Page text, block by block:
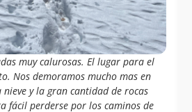
muy calurosas. El lugar para el
Nos demoramos mucho mas en
y la gran cantidad de rocas
fácil perderse por los caminos de